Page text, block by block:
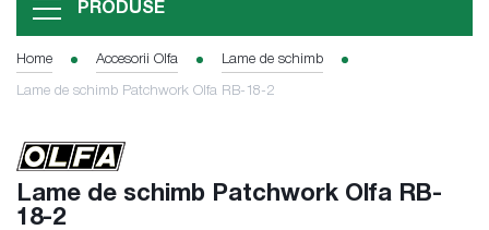
PRODUSE
Home Accesorii Olfa Lame de schimb
Lame de schimb Patchwork Olfa RB-18-2
Lame de schimb Patchwork Olfa RB-
18-2